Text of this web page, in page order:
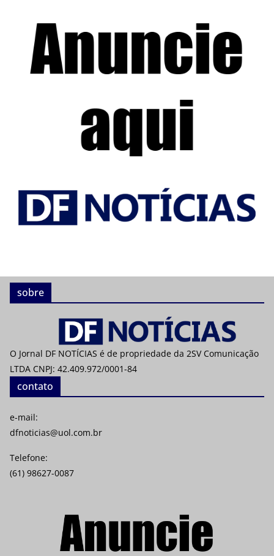
sobre
O Jornal DF NOTÍCIAS é de propriedade da 2SV Comunicação
LTDA CNPJ: 42.409.972/0001-84
contato
e-mail:
dfnoticias@uol.com.br
Telefone:
(61) 98627-0087